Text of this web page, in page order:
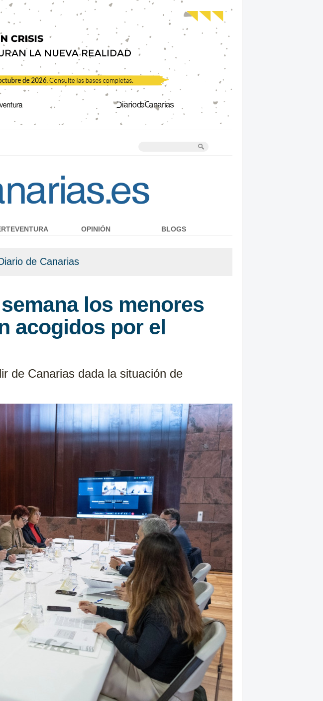
de Canarias
los menores
acogidos por el
de Canarias dada la situación de
OPINIÓN BLOGS